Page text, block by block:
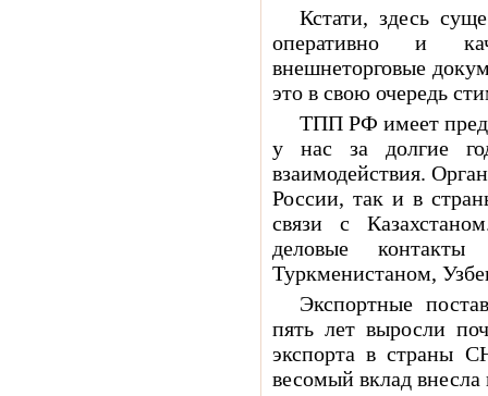
Кстати, здесь
оперативно и
внешнеторговые
это в свою очередь
ТПП РФ имеет
у нас за долгие
взаимодействия.
России, так и в
связи с
деловые
Туркменистаном,
Экспортные
пять лет выросли
экспорта в страны
весомый вклад внесла